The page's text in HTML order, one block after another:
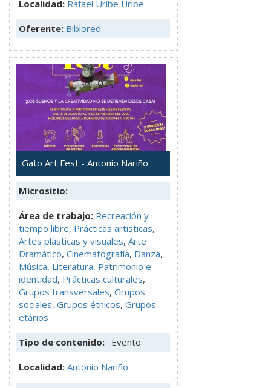
Localidad: Rafael Uribe Uribe
Oferente: Biblored
Gato Art Fest - Antonio Nariño
Micrositio:
Área de trabajo: Recreación y
tiempo libre, Prácticas artísticas,
Artes plásticas y visuales, Arte
Dramático, Cinematografía, Danza,
Música, Literatura, Patrimonio e
identidad, Prácticas culturales,
Grupos transversales, Grupos
sociales, Grupos étnicos, Grupos
etários
Tipo de contenido: · Evento
Localidad: Antonio Nariño